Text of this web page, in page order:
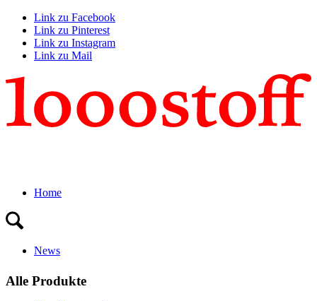
Link zu Facebook
Link zu Pinterest
Link zu Instagram
Link zu Mail
Home
News
Alle Produkte